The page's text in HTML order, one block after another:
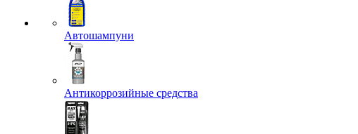
Автошампуни
Антикоррозийные средства